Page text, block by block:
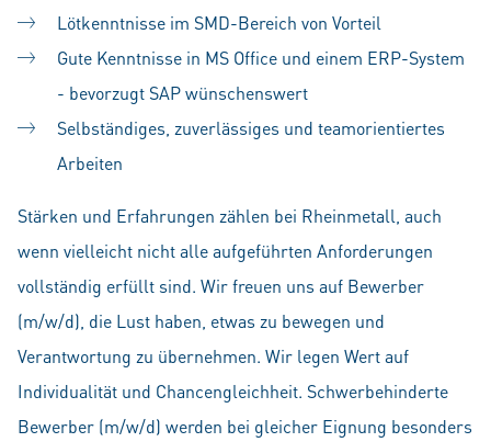
Lötkenntnisse im SMD-Bereich von Vorteil
Gute Kenntnisse in MS Office und einem ERP-System
- bevorzugt SAP wünschenswert
Selbständiges, zuverlässiges und teamorientiertes
Arbeiten
Stärken und Erfahrungen zählen bei Rheinmetall, auch
wenn vielleicht nicht alle aufgeführten Anforderungen
vollständig erfüllt sind. Wir freuen uns auf Bewerber
(m/w/d), die Lust haben, etwas zu bewegen und
Verantwortung zu übernehmen. Wir legen Wert auf
Individualität und Chancengleichheit. Schwerbehinderte
Bewerber (m/w/d) werden bei gleicher Eignung besonders